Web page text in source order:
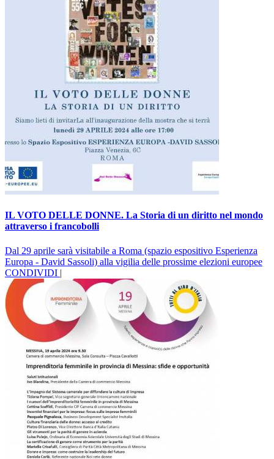
IL VOTO DELLE DONNE. La Storia di un diritto nel mondo
attraverso i francobolli
Dal 29 aprile sarà visitabile a Roma (spazio espositivo Esperienza
Europa - David Sassoli) alla vigilia delle prossime elezioni europee
CONDIVIDI |